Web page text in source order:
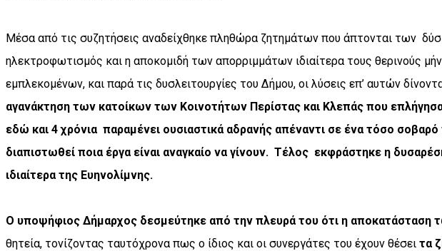
Μέσα από τις συζητήσεις αναδείχθηκε πληθώρα ζητημάτων που άπτονται των
ηλεκτροφωτισμός και η αποκομιδή των απορριμμάτων ιδιαίτερα τους θερινούς
εμπλεκομένων, και παρά τις δυσλειτουργίες του Δήμου, οι λύσεις επ’ αυτών
αγανάκτηση των κατοίκων των Κοινοτήτων Περίστας και Κλεπάς που
εδώ και 4 χρόνια παραμένει ουσιαστικά αδρανής απέναντι σε ένα τόσο
διαπιστωθεί ποια έργα είναι αναγκαίο να γίνουν. Τέλος εκφράστηκε η
ιδιαίτερα της Ευηνολίμνης.
Ο υποψήφιος Δήμαρχος δεσμεύτηκε από την πλευρά του ότι η
θητεία, τονίζοντας ταυτόχρονα πως ο ίδιος και οι συνεργάτες του έχουν θέσει τα